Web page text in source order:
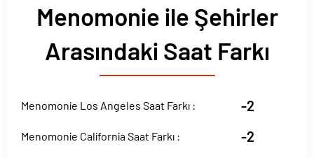
Menomonie ile Şehirler
Arasındaki Saat Farkı
Menomonie Los Angeles Saat Farkı : -2
Menomonie California Saat Farkı : -2